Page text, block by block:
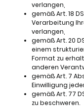
verlangen,
gemäß Art. 18
Verarbeitung
verlangen,
gemäß Art. 20
einem
Format zu
anderen
gemäß Art. 7
Einwilligung
gemäß Art. 77
zu beschweren.